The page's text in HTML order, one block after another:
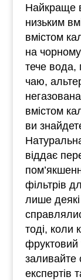
Найкраще
низьким
вмістом
на
тече вода,
чаю,
вмістом
ви
віддає
фільтрів
лише
тоді, коли
фруктовий
заливайте
експертів